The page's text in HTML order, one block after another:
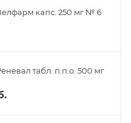
капс. 250 мг № 6
табл. п.п.о. 500 мг